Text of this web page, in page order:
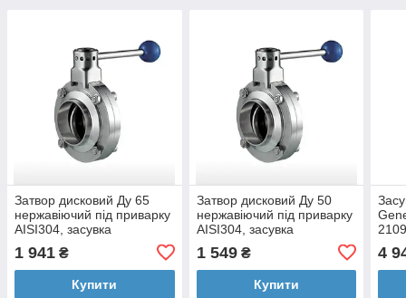
Затвор дисковий Ду 65
нержавіючий під приварку
AISI304, засувка
нержавеющей стали DIN
1 941 ₴
Купити
Затвор дисковий Ду 50
нержавіючий під приварку
AISI304, засувка
нержавеющей стали DIN
1 549₴
Купити
4